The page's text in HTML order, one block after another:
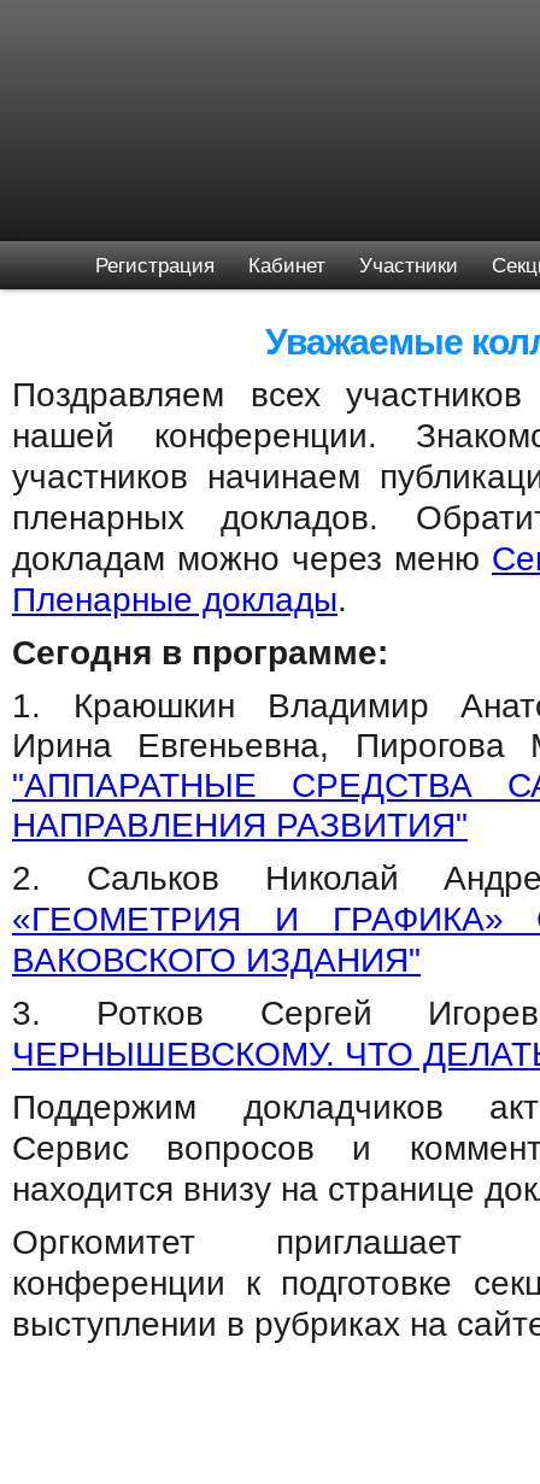
Регистрация Кабинет Участники
Уважаемые
Поздравляем всех
нашей конференции.
участников начинаем
пленарных докладов.
докладам можно через меню
Пленарные доклады.
Сегодня в программе:
1. Краюшкин Владимир
Ирина Евгеньевна, Пирогова
"АППАРАТНЫЕ СРЕДСТВА
НАПРАВЛЕНИЯ РАЗВИТИЯ"
2. Сальков Николай
«ГЕОМЕТРИЯ И ГРАФИКА»
ВАКОВСКОГО ИЗДАНИЯ"
3. Ротков Сергей
ЧЕРНЫШЕВСКОМУ. ЧТО
Поддержим докладчиков
Сервис вопросов и
находится внизу на странице
Оргкомитет приглашает
конференции к подготовке
выступлении в рубриках на